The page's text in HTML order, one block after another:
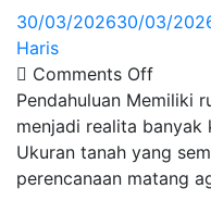
30/03/202630/03/
Haris
Comments Off
Pendahuluan Memiliki
menjadi realita banyak
Ukuran tanah yang
perencanaan matang